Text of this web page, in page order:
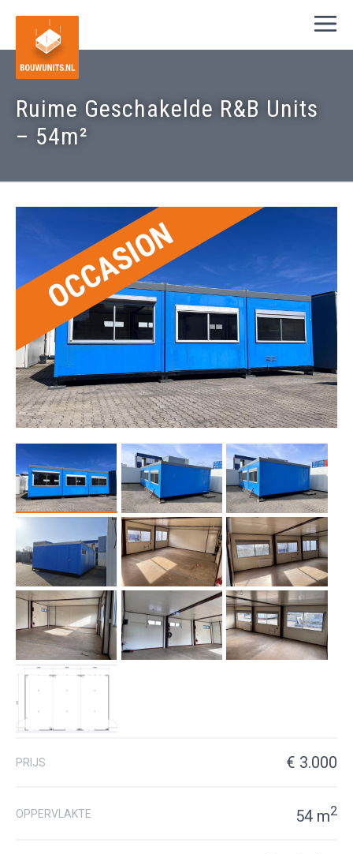
Ruime Geschakelde R&B Units
– 54m²
OCCASION
PRIJS € 3.000
OPPERVLAKTE 54 m2